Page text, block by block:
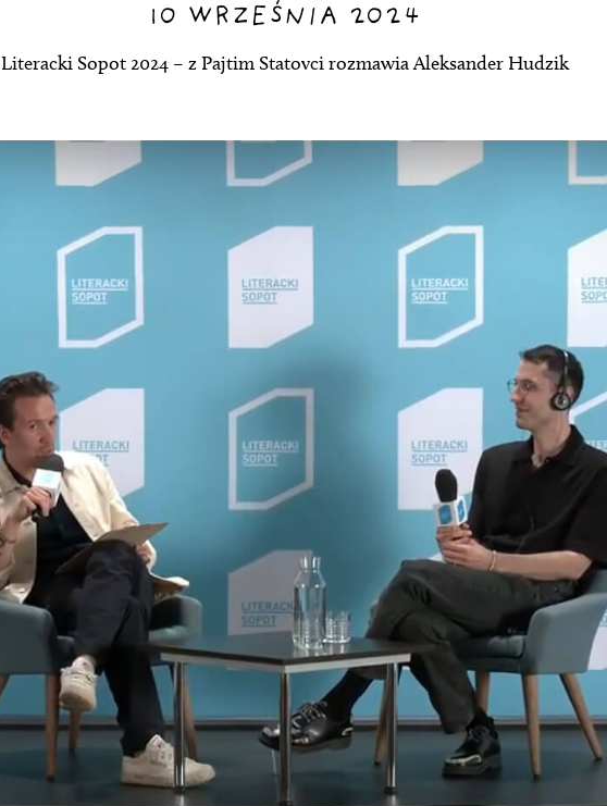
10 WRZEŚNIA 2024
Literacki Sopot 2024 – z Pajtim Statovci rozmawia Aleksander Hudzik